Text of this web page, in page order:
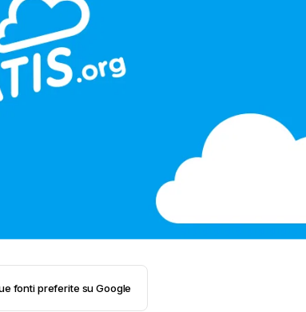
fonti preferite su Google